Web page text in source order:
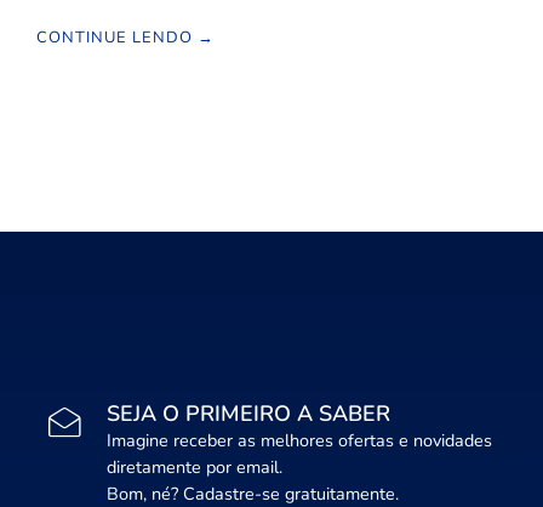
CONTINUE LENDO →
SEJA O PRIMEIRO A SABER
Imagine receber as melhores ofertas e novidades
diretamente por email.
Bom, né? Cadastre-se gratuitamente.